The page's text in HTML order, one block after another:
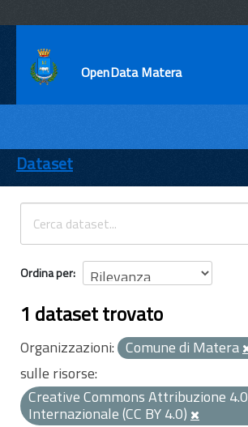
OpenData Matera
ENTI
TEMI
INFORMAZIONI
Dataset
Ordina per
1 dataset trovato
Organizzazioni: Comune di Matera
sulle risorse:
Creative Commons Attribuzione 4.0
Internazionale (CC BY 4.0)